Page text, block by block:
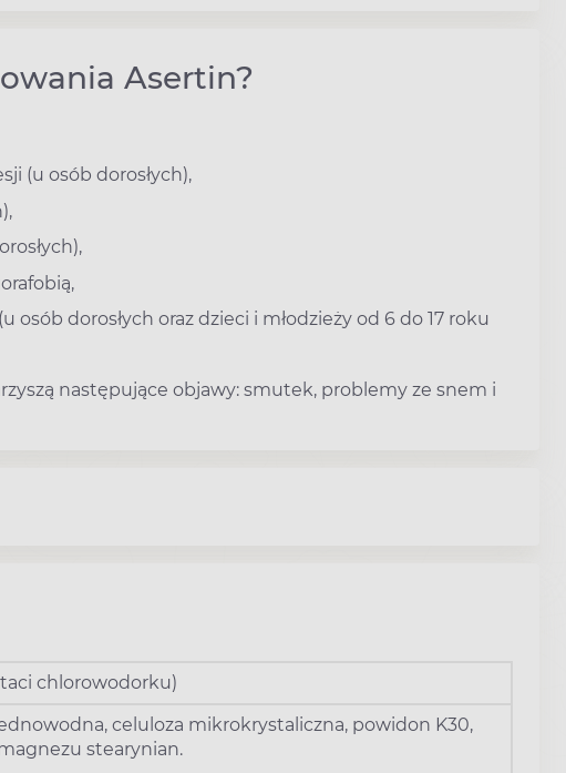
Asertin?
(u osób dorosłych),
osób dorosłych oraz dzieci i młodzieży od 6 do 17 roku
następujące objawy: smutek, problemy ze snem i
chlorowodorku)
celuloza mikrokrystaliczna, powidon K30,
stearynian.